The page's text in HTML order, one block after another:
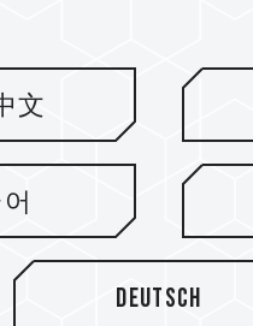
DDR5
文
Deutsch